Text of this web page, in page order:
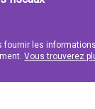
fournir les
Vous trouverez